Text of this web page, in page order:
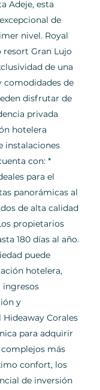
Adeje, esta
de
nivel. Royal
resort Gran Lujo
de una
comodidades de
disfrutar de
privada
hotelera
instalaciones
con: *
para el
panorámicas al
de alta calidad
propietarios
180 días al año.
puede
hotelera,
ingresos
y
Corales
para adquirir
más
confort, los
de inversión